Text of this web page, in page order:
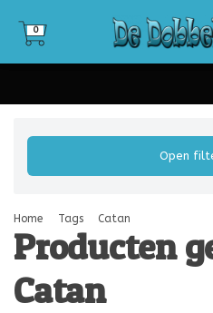
0
0
Open
Home Tags Catan
Producten
Catan